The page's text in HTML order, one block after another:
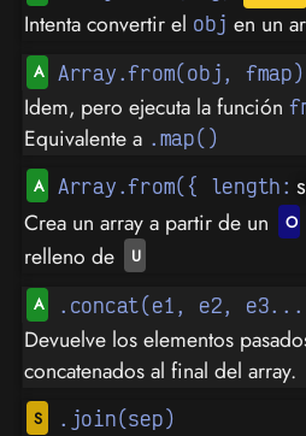
Intenta convertir el obj en un
Array.from(obj, fmap)
Idem, pero ejecuta la función
Equivalente a .map()
Array.from({ length:
Crea un array a partir de un
relleno de
.concat(e1, e2,
Devuelve los elementos
concatenados al final del array.
.join(sep)